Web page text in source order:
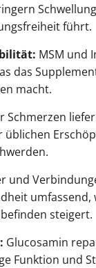
führt.
MSM und
das
macht.
Schmerzen
üblichen
und
umfassend,
steigert.
Glucosamin
Funktion und